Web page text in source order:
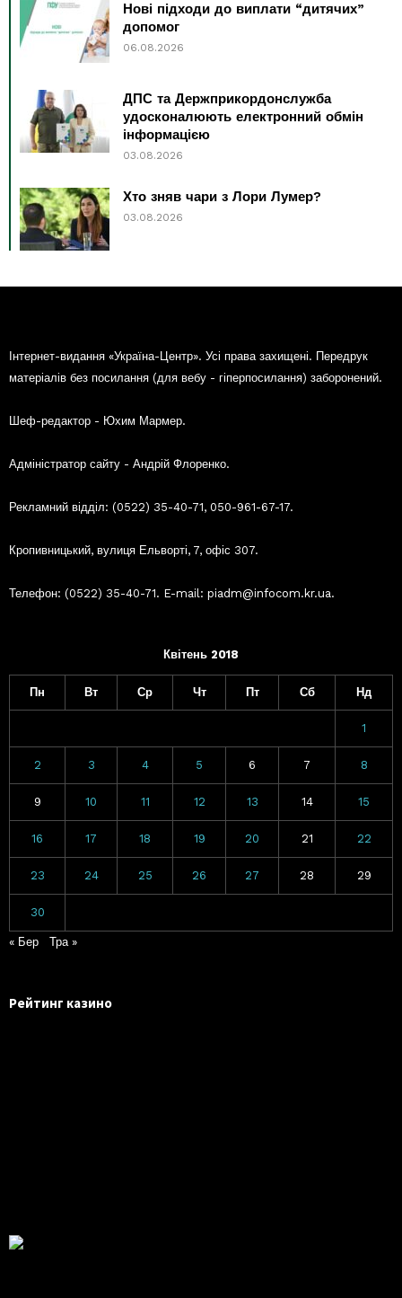
Нові підходи до виплати “дитячих”
допомог
06.08.2026
ДПС та Держприкордонслужба
удосконалюють електронний обмін
інформацією
03.08.2026
Хто зняв чари з Лори Лумер?
03.08.2026
Інтернет-видання «Україна-Центр». Усі права захищені. Передрук
матеріалів без посилання (для вебу - гіперпосилання) заборонений.
Шеф-редактор - Юхим Мармер.
Адміністратор сайту - Андрій Флоренко.
Рекламний відділ: (0522) 35-40-71, 050-961-67-17.
Кропивницький, вулиця Ельворті, 7, офіс 307.
Телефон: (0522) 35-40-71. E-mail: piadm@infocom.kr.ua.
Квітень 2018
Пн Вт Ср Чт Пт Сб Нд
1
2 3 4 5 6 7 8
9 10 11 12 13 14 15
16 17 18 19 20 21 22
23 24 25 26 27 28 29
30
« Бер Тра »
Рейтинг казино